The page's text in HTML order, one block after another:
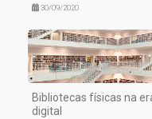
30/09/2020
Bibliotecas físicas na
digital